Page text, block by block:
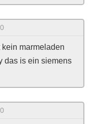
marmeladen
das is ein siemens